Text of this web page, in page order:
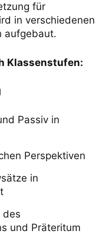
für
in verschiedenen
aufgebaut.
Klassenstufen:
Passiv in
Perspektiven
in
des
und Präteritum